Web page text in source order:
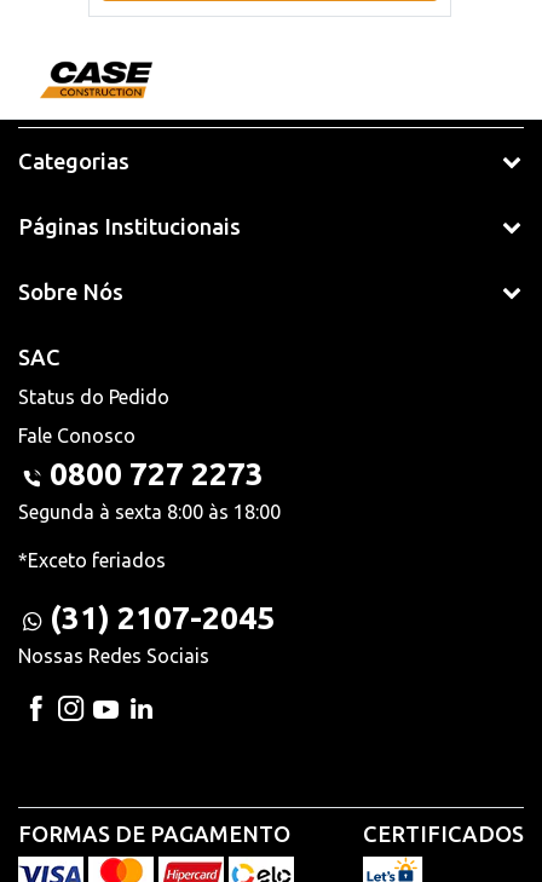
Categorias
Páginas Institucionais
Sobre Nós
SAC
Status do Pedido
Fale Conosco
0800 727 2273
Segunda à sexta 8:00 às 18:00
*Exceto feriados
(31) 2107-2045
Nossas Redes Sociais
FORMAS DE PAGAMENTO CERTIFICADOS